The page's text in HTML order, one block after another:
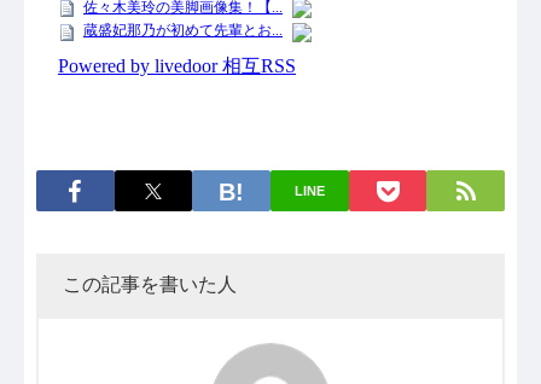
LINE
この記事を書いた人